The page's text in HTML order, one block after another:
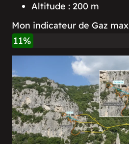
Altitude : 200 m
Mon indicateur de Gaz max